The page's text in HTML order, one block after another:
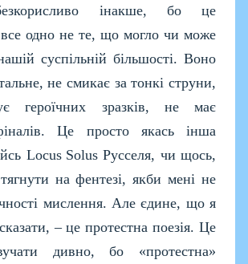
інакше, бо це
одно не те, що могло чи може
суспільній більшості. Воно
не смикає за тонкі струни,
героїчних зразків, не має
Це просто якась інша
Locus Solus Русселя, чи щось,
на фентезі, якби мені не
мислення. Але єдине, що я
– це протестна поезія. Це
дивно, бо «протестна»